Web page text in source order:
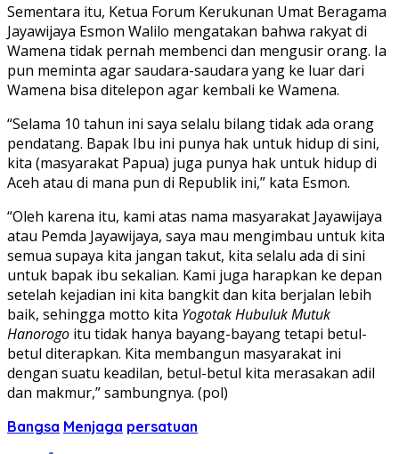
Sementara itu, Ketua Forum Kerukunan Umat Beragama
Jayawijaya Esmon Walilo mengatakan bahwa rakyat di
Wamena tidak pernah membenci dan mengusir orang. Ia
pun meminta agar saudara-saudara yang ke luar dari
Wamena bisa ditelepon agar kembali ke Wamena.
“Selama 10 tahun ini saya selalu bilang tidak ada orang
pendatang. Bapak Ibu ini punya hak untuk hidup di sini,
kita (masyarakat Papua) juga punya hak untuk hidup di
Aceh atau di mana pun di Republik ini,” kata Esmon.
“Oleh karena itu, kami atas nama masyarakat Jayawijaya
atau Pemda Jayawijaya, saya mau mengimbau untuk kita
semua supaya kita jangan takut, kita selalu ada di sini
untuk bapak ibu sekalian. Kami juga harapkan ke depan
setelah kejadian ini kita bangkit dan kita berjalan lebih
baik, sehingga motto kita Yogotak Hubuluk Mutuk
Hanorogo itu tidak hanya bayang-bayang tetapi betul-
betul diterapkan. Kita membangun masyarakat ini
dengan suatu keadilan, betul-betul kita merasakan adil
dan makmur,” sambungnya. (pol)
Bangsa Menjaga persatuan